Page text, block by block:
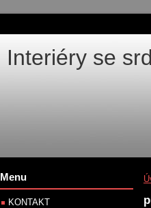
Interiéry se
Menu
KONTAKT